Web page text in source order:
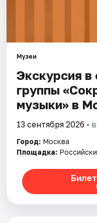
Музеи
Экскурсия в
группы
музыки» в
13 сентября 2026 •
Город: Москва
Площадка: